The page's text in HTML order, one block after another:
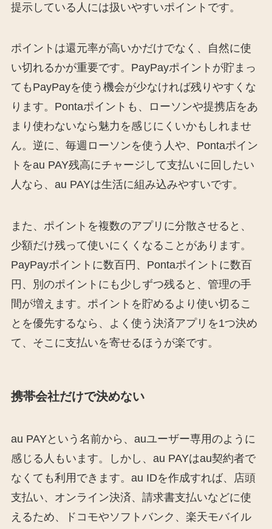
提示している人には扱いやすいポイントです。
ポイントは還元率が高いかだけでなく、自然に使
い切れるかが重要です。PayPayポイントが貯まっ
てもPayPayを使う機会が少なければ残りやすくな
ります。Pontaポイントも、ローソンや提携店をあ
まり使わないなら魅力を感じにくいかもしれませ
ん。逆に、毎週ローソンを使う人や、Pontaポイン
トをau PAY残高にチャージして支払いに回したい
人なら、au PAYは生活に組み込みやすいです。
また、ポイントを複数のアプリに分散させると、
少額だけ残って使いにくくなることがあります。
PayPayポイントに数百円、Pontaポイントに数百
円、別のポイントにも少しずつ残ると、管理の手
間が増えます。ポイントを貯めるより使い切るこ
とを優先するなら、よく使う決済アプリを1つ決め
て、そこに支払いを寄せるほうが楽です。
携帯会社だけで決めない
au PAYという名前から、auユーザー専用のように
感じる人もいます。しかし、au PAYはau契約者で
なくても利用できます。au IDを作成すれば、店頭
支払い、オンライン決済、請求書支払いなどに使
えるため、ドコモやソフトバンク、楽天モバイル